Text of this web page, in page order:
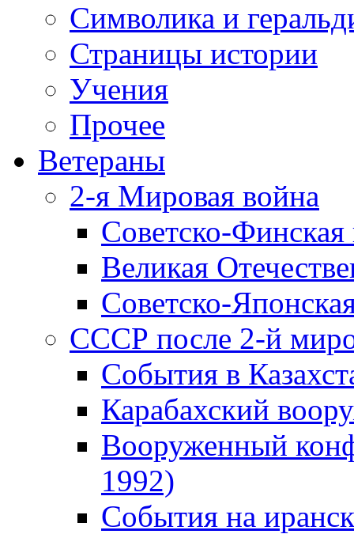
Символика и
Страницы истории
Учения
Прочее
Ветераны
2-я Мировая война
Советско-
Великая
Советско-
СССР после 2-й
События в
Карабахский
Вооруженный
1992)
События на